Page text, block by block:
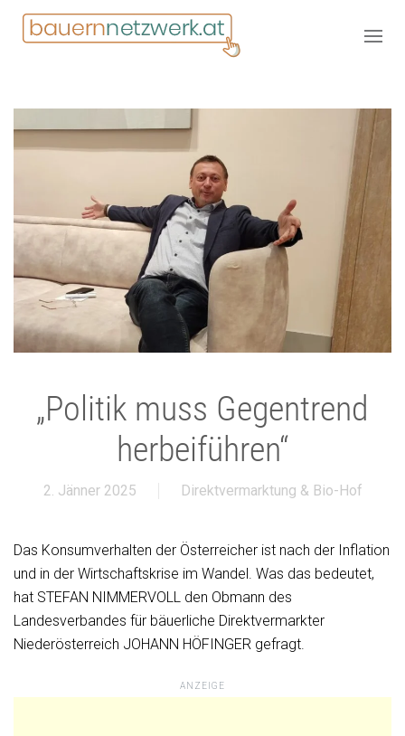
„Politik muss Gegentrend
herbeiführen“
2. Jänner 2025 Direktvermarktung & Bio-Hof
Das Konsumverhalten der Österreicher ist nach der Inflation
und in der Wirtschaftskrise im Wandel. Was das bedeutet,
hat STEFAN NIMMERVOLL den Obmann des
Landesverbandes für bäuerliche Direktvermarkter
Niederösterreich JOHANN HÖFINGER gefragt.
ANZEIGE